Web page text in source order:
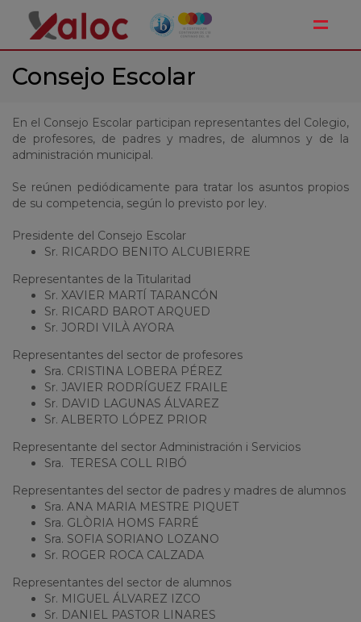
Consejo Escolar
En el Consejo Escolar participan representantes del Colegio,
de profesores, de padres y madres, de alumnos y de la
administración municipal.
Se reúnen pediódicamente para tratar los asuntos propios
de su competencia, según lo previsto por ley.
Presidente del Consejo Escolar
Sr. RICARDO BENITO ALCUBIERRE
Representantes de la Titularitad
Sr. XAVIER MARTÍ TARANCÓN
Sr. RICARD BAROT ARQUED
Sr. JORDI VILÀ AYORA
Representantes del sector de profesores
Sra. CRISTINA LOBERA PÉREZ
Sr. JAVIER RODRÍGUEZ FRAILE
Sr. DAVID LAGUNAS ÁLVAREZ
Sr. ALBERTO LÓPEZ PRIOR
Representante del sector Administración i Servicios
Sra. TERESA COLL RIBÓ
Representantes del sector de padres y madres de alumnos
Sra. ANA MARIA MESTRE PIQUET
Sra. GLÒRIA HOMS FARRÉ
Sra. SOFIA SORIANO LOZANO
Sr. ROGER ROCA CALZADA
Representantes del sector de alumnos
Sr. MIGUEL ÁLVAREZ IZCO
Sr. DANIEL PASTOR LINARES